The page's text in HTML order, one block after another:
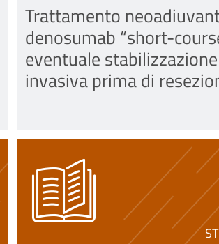
Trattamento
denosumab “short-
eventuale
invasiva prima di
bloc pianificata nel
cellule giganti stadio
della colonna mobile